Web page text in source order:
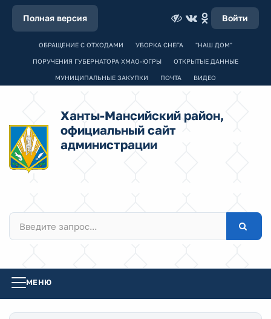
Полная версия Войти
ОБРАЩЕНИЕ С ОТХОДАМИ УБОРКА СНЕГА "НАШ ДОМ"
ПОРУЧЕНИЯ ГУБЕРНАТОРА ХМАО-ЮГРЫ ОТКРЫТЫЕ ДАННЫЕ
МУНИЦИПАЛЬНЫЕ ЗАКУПКИ ПОЧТА ВИДЕО
Ханты-Мансийский район,
официальный сайт
администрации
МЕНЮ